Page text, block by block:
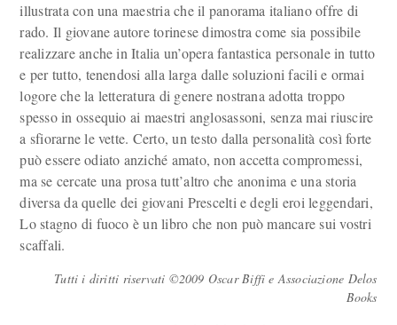
illustrata con una maestria che il panorama italiano offre di
rado. Il giovane autore torinese dimostra come sia possibile
realizzare anche in Italia un’opera fantastica personale in tutto
e per tutto, tenendosi alla larga dalle soluzioni facili e ormai
logore che la letteratura di genere nostrana adotta troppo
spesso in ossequio ai maestri anglosassoni, senza mai riuscire
a sfiorarne le vette. Certo, un testo dalla personalità così forte
può essere odiato anziché amato, non accetta compromessi,
ma se cercate una prosa tutt’altro che anonima e una storia
diversa da quelle dei giovani Prescelti e degli eroi leggendari,
Lo stagno di fuoco è un libro che non può mancare sui vostri
scaffali.
Tutti i diritti riservati ©2009 Oscar Biffi e Associazione Delos
Books